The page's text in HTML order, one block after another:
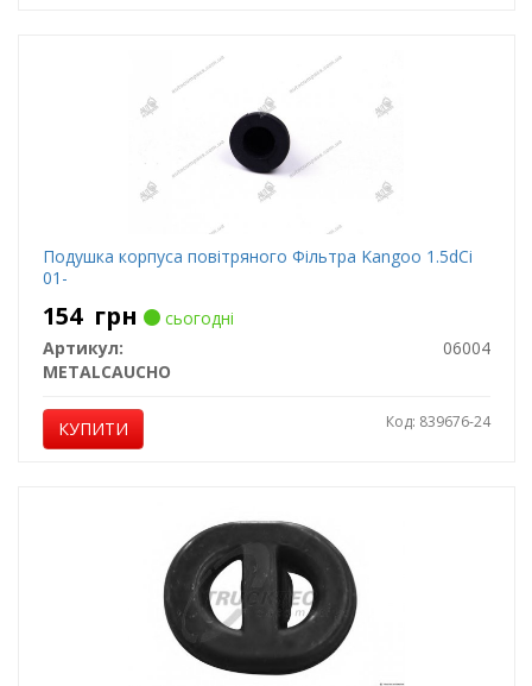
Подушка корпуса повітряного Фільтра Kangoo 1.5dCi
01-
154 грн
сьогодні
Артикул:
06004
METALCAUCHO
КУПИТИ Код: 839676-24